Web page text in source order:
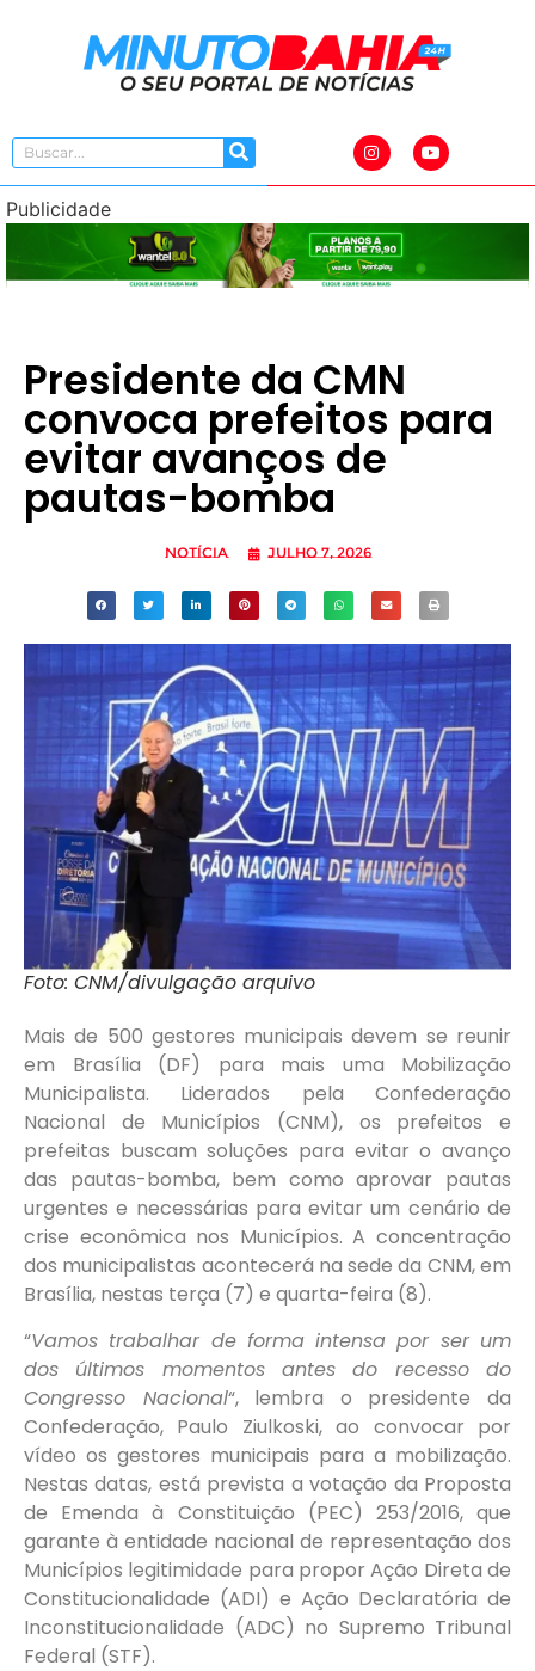
Publicidade
Presidente da CMN
convoca prefeitos para
evitar avanços de
pautas-bomba
Notícia julho 7, 2026
Foto: CNM/divulgação arquivo
Mais de 500 gestores municipais devem se reunir
em Brasília (DF) para mais uma Mobilização
Municipalista. Liderados pela Confederação
Nacional de Municípios (CNM), os prefeitos e
prefeitas buscam soluções para evitar o avanço
das pautas-bomba, bem como aprovar pautas
urgentes e necessárias para evitar um cenário de
crise econômica nos Municípios. A concentração
dos municipalistas acontecerá na sede da CNM, em
Brasília, nestas terça (7) e quarta-feira (8).
“Vamos trabalhar de forma intensa por ser um
dos últimos momentos antes do recesso do
Congresso Nacional“, lembra o presidente da
Confederação, Paulo Ziulkoski, ao convocar por
vídeo os gestores municipais para a mobilização.
Nestas datas, está prevista a votação da Proposta
de Emenda à Constituição (PEC) 253/2016, que
garante à entidade nacional de representação dos
Municípios legitimidade para propor Ação Direta de
Constitucionalidade (ADI) e Ação Declaratória de
Inconstitucionalidade (ADC) no Supremo Tribunal
Federal (STF).